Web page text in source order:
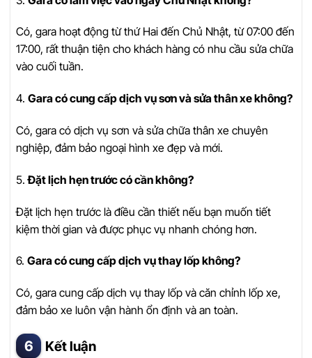
Có, gara hoạt động từ thứ Hai đến Chủ Nhật, từ 07:00 đến
17:00, rất thuận tiện cho khách hàng có nhu cầu sửa chữa
vào cuối tuần.
4. Gara có cung cấp dịch vụ sơn và sửa thân xe không?
Có, gara có dịch vụ sơn và sửa chữa thân xe chuyên
nghiệp, đảm bảo ngoại hình xe đẹp và mới.
5.Đặt lịch hẹn trước có cần không?
Đặt lịch hẹn trước là điều cần thiết nếu bạn muốn tiết
kiệm thời gian và được phục vụ nhanh chóng hơn.
6. Gara có cung cấp dịch vụ thay lốp không?
Có, gara cung cấp dịch vụ thay lốp và căn chỉnh lốp xe,
đảm bảo xe luôn vận hành ổn định và an toàn.
Kết luận